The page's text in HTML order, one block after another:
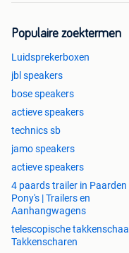
Populaire zoektermen
Luidsprekerboxen
jbl speakers
bose speakers
actieve speakers
technics sb
jamo speakers
actieve speakers
4 paards trailer in Paarden
Pony's | Trailers en
Aanhangwagens
telescopische
Takkenscharen